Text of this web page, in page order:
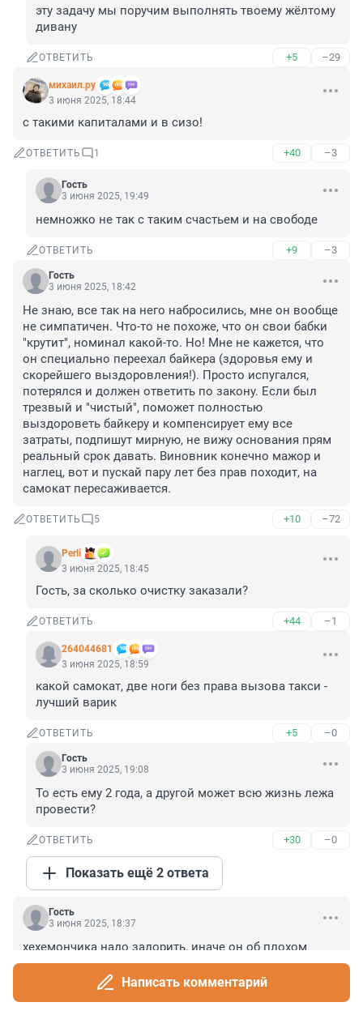
эту задачу мы поручим выполнять твоему жёлтому
дивану
ОТВЕТИТЬ +5 –29
михаил.ру
3 июня 2025, 18:44
с такими капиталами и в сизо!
ОТВЕТИТЬ 1 +40 –3
Гость
3 июня 2025, 19:49
немножко не так с таким счастьем и на свободе
ОТВЕТИТЬ +9 –3
Гость
3 июня 2025, 18:42
Не знаю, все так на него набросились, мне он вообще
не симпатичен. Что-то не похоже, что он свои бабки
"крутит", номинал какой-то. Но! Мне не кажется, что
он специально переехал байкера (здоровья ему и
скорейшего выздоровления!). Просто испугался,
потерялся и должен ответить по закону. Если был
трезвый и "чистый", поможет полностью
выздороветь байкеру и компенсирует ему все
затраты, подпишут мирную, не вижу основания прям
реальный срок давать. Виновник конечно мажор и
наглец, вот и пускай пару лет без прав походит, на
самокат пересаживается.
ОТВЕТИТЬ 5 +10 –72
Perli
3 июня 2025, 18:45
Гость, за сколько очистку заказали?
ОТВЕТИТЬ +44 –1
264044681
3 июня 2025, 18:59
какой самокат, две ноги без права вызова такси -
лучший варик
ОТВЕТИТЬ +5 –0
Гость
3 июня 2025, 19:08
То есть ему 2 года, а другой может всю жизнь лежа
провести?
ОТВЕТИТЬ +30 –0
Показать ещё 2 ответа
Гость
3 июня 2025, 18:37
хехемончика надо задорить, иначе он об плохом
думать будет
Написать комментарий